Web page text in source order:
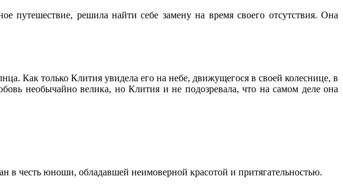
путешествие, решила найти себе замену на время своего отсутствия. Она
Как только Клития увидела его на небе, движущегося в своей колеснице, в
необычайно велика, но Клития и не подозревала, что на самом деле она
в честь юноши, обладавшей неимоверной красотой и притягательностью.